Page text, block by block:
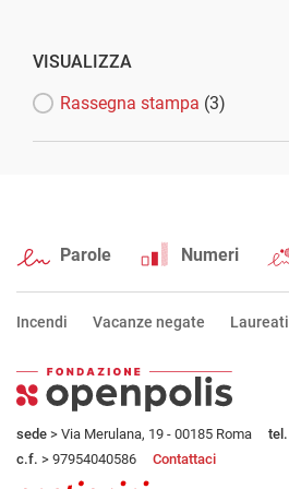
VISUALIZZA
Rassegna stampa (3)
Parole Numeri
Incendi Vacanze negate Laureati
sede > Via Merulana, 19 - 00185 Roma tel.
c.f. > 97954040586 Contattaci